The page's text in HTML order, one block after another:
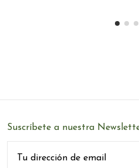
Suscríbete a nuestra